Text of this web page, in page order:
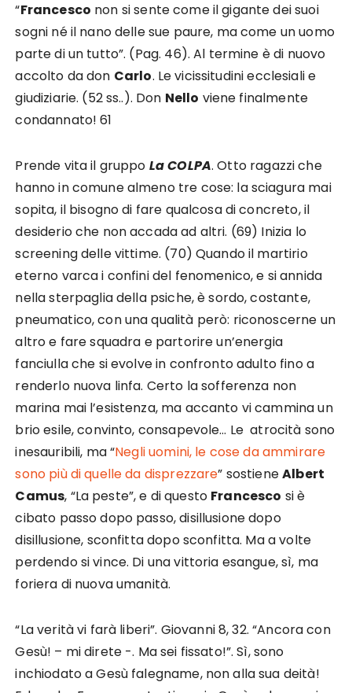
“Francesco non si sente come il gigante dei suoi
sogni né il nano delle sue paure, ma come un uomo
parte di un tutto”. (Pag. 46). Al termine è di nuovo
accolto da don Carlo. Le vicissitudini ecclesiali e
giudiziarie. (52 ss..). Don Nello viene finalmente
condannato! 61
Prende vita il gruppo La COLPA. Otto ragazzi che
hanno in comune almeno tre cose: la sciagura mai
sopita, il bisogno di fare qualcosa di concreto, il
desiderio che non accada ad altri. (69) Inizia lo
screening delle vittime. (70) Quando il martirio
eterno varca i confini del fenomenico, e si annida
nella sterpaglia della psiche, è sordo, costante,
pneumatico, con una qualità però: riconoscerne un
altro e fare squadra e partorire un’energia
fanciulla che si evolve in confronto adulto fino a
renderlo nuova linfa. Certo la sofferenza non
marina mai l’esistenza, ma accanto vi cammina un
brio esile, convinto, consapevole… Le atrocità sono
inesauribili, ma “Negli uomini, le cose da ammirare
sono più di quelle da disprezzare” sostieneAlbert
Camus, “La peste”, e di questo Francesco si è
cibato passo dopo passo, disillusione dopo
disillusione, sconfitta dopo sconfitta. Ma a volte
perdendo si vince. Di una vittoria esangue, sì, ma
foriera di nuova umanità.
“La verità vi farà liberi”. Giovanni 8, 32. “Ancora con
Gesù! – mi direte -. Ma sei fissato!”. Sì, sono
inchiodato a Gesù falegname, non alla sua deità!